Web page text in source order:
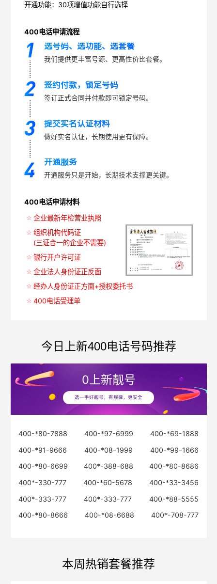
开通功能：30项增值功能自行选择
400电话申请流程
选号码、选功能、选套餐
我们提供更丰富号源、更高性价比套餐。
签约付款，锁定号码
签订正式合同并付款即可锁定号码。
提交实名认证材料
做好实名认证，长期使用更有保障。
开通服务
开通服务只是开始，长期技术支撑更关键。
400电话申请材料
企业最新年检营业执照
组织机构代码证
(三证合一的企业不需要)
银行开户许可证
企业法人身份证正反面
经办人身份证正方面+授权委托书
400电话受理单
今日上新400电话号码推荐
0上新靓号
选一手好靓号，有规律，更安全
400-*80-7888 400-*97-6999
400-*69-1888
400-*91-9666
400-*08-1999
400-*99-1666
400-*80-6699
400*-388-688
400-*80-8686
400*-330-777
400-*60-5678
400-*33-3456
400*-333-777
400*-333-777
400-*88-5555
400-*80-8666
400-*08-6688 400*-708-777
本周热销套餐推荐